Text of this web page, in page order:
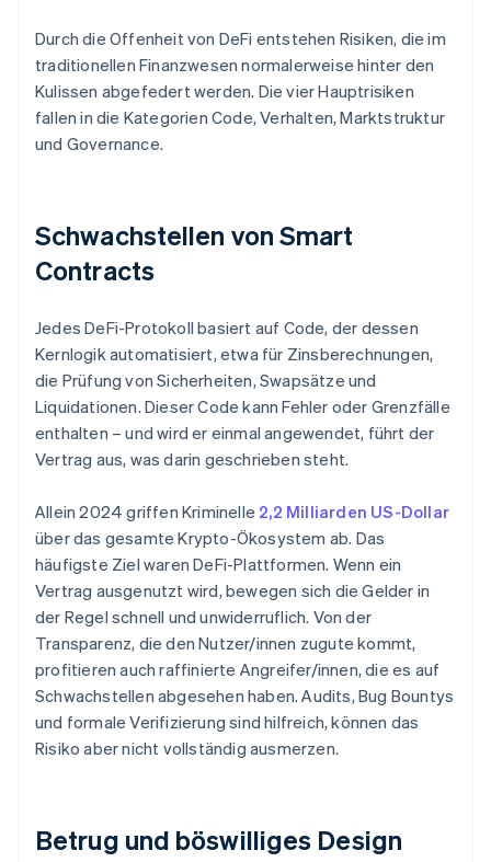
Durch die Offenheit von DeFi entstehen Risiken, die im
traditionellen Finanzwesen normalerweise hinter den
Kulissen abgefedert werden. Die vier Hauptrisiken
fallen in die Kategorien Code, Verhalten, Marktstruktur
und Governance.
Schwachstellen von Smart
Contracts
Jedes DeFi-Protokoll basiert auf Code, der dessen
Kernlogik automatisiert, etwa für Zinsberechnungen,
die Prüfung von Sicherheiten, Swapsätze und
Liquidationen. Dieser Code kann Fehler oder Grenzfälle
enthalten – und wird er einmal angewendet, führt der
Vertrag aus, was darin geschrieben steht.
Allein 2024 griffen Kriminelle 2,2 Milliarden US-Dollar
über das gesamte Krypto-Ökosystem ab. Das
häufigste Ziel waren DeFi-Plattformen. Wenn ein
Vertrag ausgenutzt wird, bewegen sich die Gelder in
der Regel schnell und unwiderruflich. Von der
Transparenz, die den Nutzer/innen zugute kommt,
profitieren auch raffinierte Angreifer/innen, die es auf
Schwachstellen abgesehen haben. Audits, Bug Bountys
und formale Verifizierung sind hilfreich, können das
Risiko aber nicht vollständig ausmerzen.
Betrug und böswilliges Design